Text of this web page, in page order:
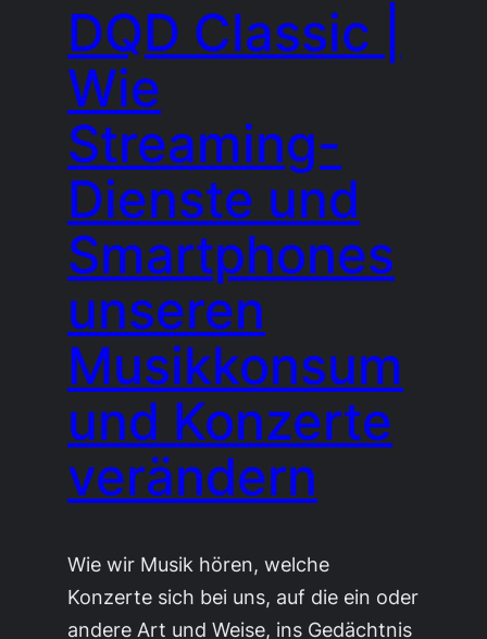
DQD Classic |
Wie
Streaming-
Dienste und
Smartphones
unseren
Musikkonsum
und Konzerte
verändern
Wie wir Musik hören, welche
Konzerte sich bei uns, auf die ein oder
andere Art und Weise, ins Gedächtnis